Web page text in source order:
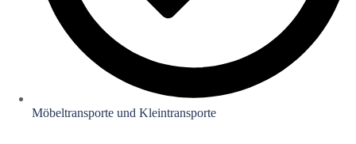
Möbeltransporte und Kleintransporte